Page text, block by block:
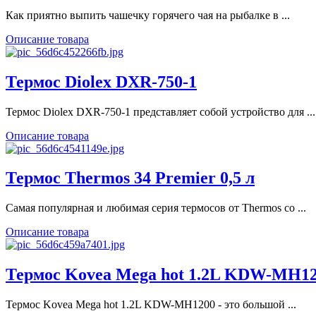
Как приятно выпить чашечку горячего чая на рыбалке в ...
Описание товара
Термос Diolex DXR-750-1
Термос Diolex DXR-750-1 представляет собой устройство для ...
Описание товара
Термос Thermos 34 Premier 0,5 л
Самая популярная и любимая серия термосов от Thermos со ...
Описание товара
Термос Kovea Mega hot 1.2L KDW-
Термос Kovea Mega hot 1.2L KDW-MH1200 - это большой ...